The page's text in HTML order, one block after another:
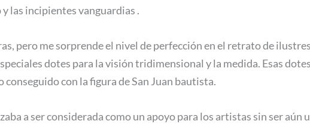
las incipientes vanguardias .
pero me sorprende el nivel de perfección en el retrato de
dotes para la visión tridimensional y la medida. Esas
con la figura de San Juan bautista.
a ser considerada como un apoyo para los artistas sin ser aún